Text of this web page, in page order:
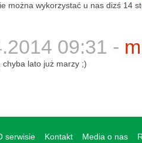
można wykorzystać u nas dizś 14
09:31 -
chyba lato już marzy ;)
serwisie Kontakt Media o nas